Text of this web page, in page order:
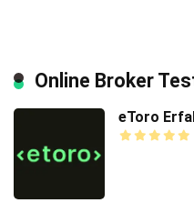
Online Broker
eToro